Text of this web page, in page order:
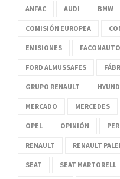
ANFAC AUDI BMW
COMISIÓN EUROPEA
EMISIONES FACONAUTO
FORD ALMUSSAFES
GRUPO RENAULT
MERCADO MERCEDES
OPEL OPINIÓN
RENAULT RENAULT
SEAT SEAT MARTORELL